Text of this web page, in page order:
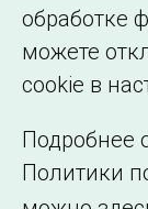
обработке
можете
cookie в
Подробнее
Политики